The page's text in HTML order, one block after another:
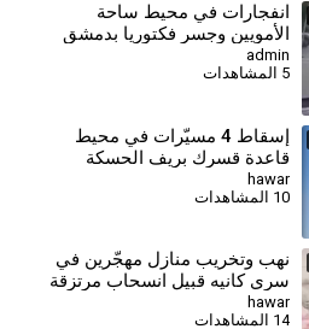
انفجارات في محيط ساحة
الأمويين وجسر فكتوريا بدمشق
admin
إسقاط 4 مسيّرات في محيط
قاعدة قسرك بريف الحسكة
hawar
نهب وتخريب منازل مهجّرين في
سري كانيه قبيل انسحاب مرتزقة
الاحتلال التركي
hawar
14 المشاهدات